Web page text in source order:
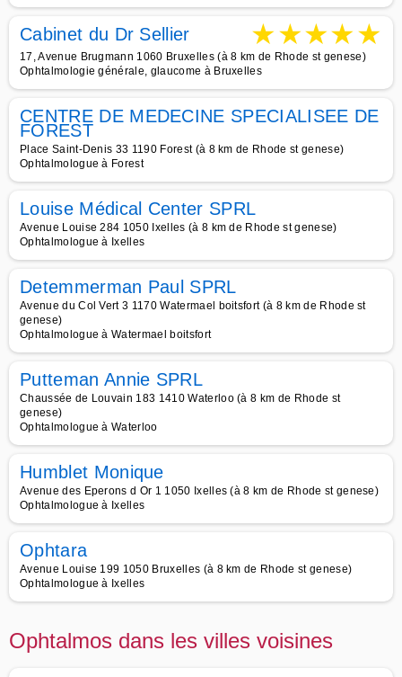
Cabinet du Dr Sellier ★★★★★
17, Avenue Brugmann 1060 Bruxelles (à 8 km de Rhode st genese)
Ophtalmologie générale, glaucome à Bruxelles
CENTRE DE MEDECINE SPECIALISEE DE
FOREST
Place Saint-Denis 33 1190 Forest (à 8 km de Rhode st genese)
Ophtalmologue à Forest
Louise Médical Center SPRL
Avenue Louise 284 1050 Ixelles (à 8 km de Rhode st genese)
Ophtalmologue à Ixelles
Detemmerman Paul SPRL
Avenue du Col Vert 3 1170 Watermael boitsfort (à 8 km de Rhode st
genese)
Ophtalmologue à Watermael boitsfort
Putteman Annie SPRL
Chaussée de Louvain 183 1410 Waterloo (à 8 km de Rhode st
genese)
Ophtalmologue à Waterloo
Humblet Monique
Avenue des Eperons d Or 1 1050 Ixelles (à 8 km de Rhode st genese)
Ophtalmologue à Ixelles
Ophtara
Avenue Louise 199 1050 Bruxelles (à 8 km de Rhode st genese)
Ophtalmologue à Ixelles
Ophtalmos dans les villes voisines